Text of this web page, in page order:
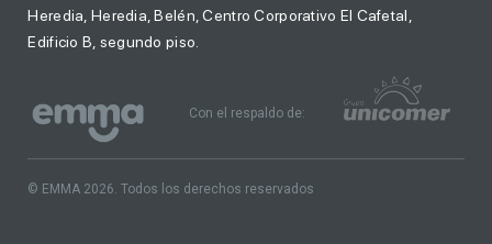
Heredia, Heredia, Belén, Centro Corporativo El Cafetal,
Edificio B, segundo piso.
© EMMA 2026. Todos los derechos reservados
Con el respaldo de: